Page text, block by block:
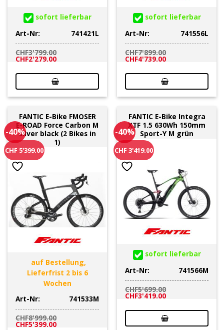
sofort lieferbar
Art-Nr:
741421L
CHF3'799.00
Ursprünglicher
Preis
war:
CHF3'799.00
CHF2'279.00Aktueller
ist:
CHF2'279.00.
sofort lieferbar
Art-Nr:
741556L
CHF7'899.00
Ursprünglicher
Preis
war:
CHF7'899.00
CHF4'739.00Aktueller
ist:
CHF4'739.00.
-40%
CHF 5'399.00
FANTIC E-Bike FMOSER
E-ROAD Force Carbon M
silver black (2 Bikes in
1)
auf Bestellung,
Lieferfrist 2 bis 6
Wochen
Art-Nr:
741533M
CHF8'999.00
Ursprünglicher
CHF5'399.00Aktueller
-40%
CHF 3'419.00
FANTIC E-Bike Integra
XTF 1.5 630Wh 150mm
Sport-Y M grün
sofort lieferbar
Art-Nr:
741566M
CHF5'699.00
Ursprünglicher
Preis
war:
CHF5'699.00
CHF3'419.00Aktueller
ist:
CHF3'419.00.